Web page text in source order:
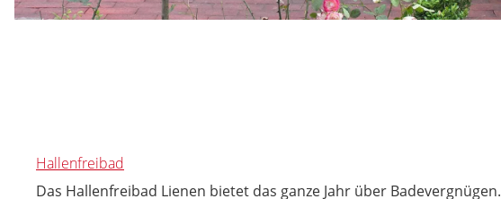
Hallenfreibad
Das Hallenfreibad Lienen bietet das ganze Jahr über Badevergnügen.